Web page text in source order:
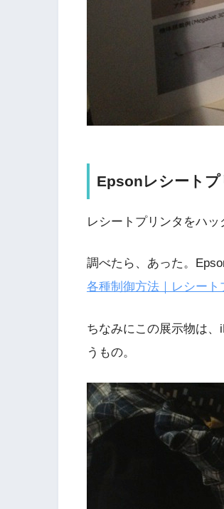
Epsonレシートプ
レシートプリンタをハッ
調べたら、あった。
各種制御方法｜レシー
ちなみにこの展示物は
うもの。